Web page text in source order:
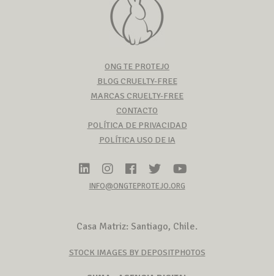
ONG TE PROTEJO
BLOG CRUELTY-FREE
MARCAS CRUELTY-FREE
CONTACTO
POLÍTICA DE PRIVACIDAD
POLÍTICA USO DE IA
INFO@ONGTEPROTEJO.ORG
Casa Matriz: Santiago, Chile.
STOCK IMAGES BY DEPOSITPHOTOS